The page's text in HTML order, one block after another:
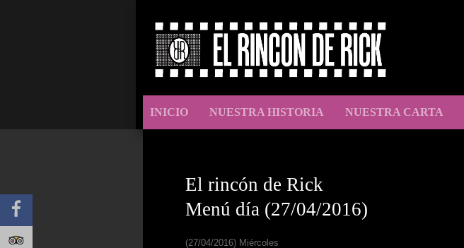
INICIO NUESTRA HISTORIA NUESTRA CARTA
El rincón de Rick
Menú día (27/04/2016)
(27/04/2016) Miércoles